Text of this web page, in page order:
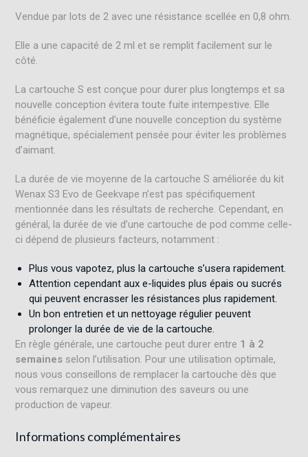
Vendue par lots de 2 avec une résistance scellée en 0,8 ohm.
Elle a une capacité de 2 ml et se remplit facilement sur le
côté.
La cartouche S est conçue pour durer plus longtemps et sa
nouvelle conception évitera toute fuite intempestive Elle
bénéficie également d’une nouvelle conception du système
magnétique, spécialement pensée pour éviter les problèmes
d’aimant.
La durée de vie moyenne de la cartouche S améliorée du kit
Wenax S3 Evo de Geekvape n’est pas spécifiquement
mentionnée dans les résultats de recherche. Cependant, en
général, la durée de vie d’une cartouche de pod comme celle-
ci dépend de plusieurs facteurs, notamment :
Plus vous vapotez, plus la cartouche s’usera rapidement.
Attention cependant aux e-liquides plus épais ou sucrés
qui peuvent encrasser les résistances plus rapidement.
Un bon entretien et un nettoyage régulier peuvent
prolonger la durée de vie de la cartouche.
En règle générale, une cartouche peut durer entre 1 à 2
semaines selon l’utilisation. Pour une utilisation optimale,
nous vous conseillons de remplacer la cartouche dès que
vous remarquez une diminution des saveurs ou une
production de vapeur.
Informations complémentaires